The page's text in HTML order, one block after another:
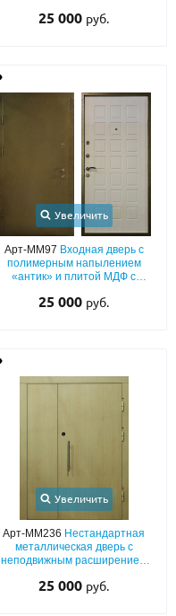
25 000 руб.
Увеличить
Арт-ММ97 Входная дверь с
полимерным напылением
«антик» и плитой МДФ с
25 000 руб.
Увеличить
Арт-ММ236 Нестандартная
металлическая дверь с
неподвижным расширением
ламинатом
25 000 руб.